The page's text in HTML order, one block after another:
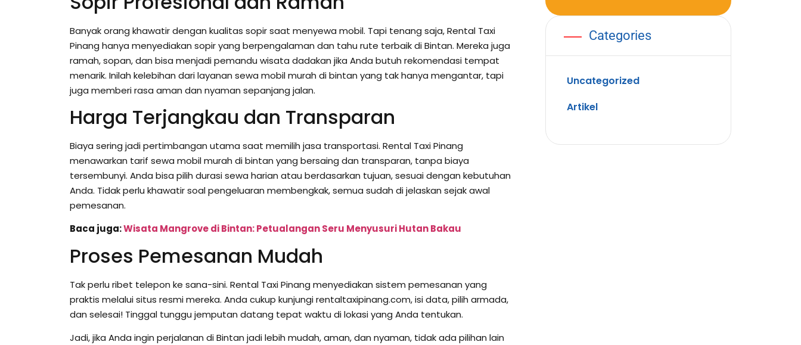
Banyak orang khawatir dengan kualitas sopir saat menyewa mobil. Tapi tenang saja, Rental Taxi
Pinang hanya menyediakan sopir yang berpengalaman dan tahu rute terbaik di Bintan. Mereka juga
ramah, sopan, dan bisa menjadi pemandu wisata dadakan jika Anda butuh rekomendasi tempat
menarik. Inilah kelebihan dari layanan sewa mobil murah di bintan yang tak hanya mengantar, tapi
juga memberi rasa aman dan nyaman sepanjang jalan.
Harga Terjangkau dan Transparan
Biaya sering jadi pertimbangan utama saat memilih jasa transportasi. Rental Taxi Pinang
menawarkan tarif sewa mobil murah di bintan yang bersaing dan transparan, tanpa biaya
tersembunyi. Anda bisa pilih durasi sewa harian atau berdasarkan tujuan, sesuai dengan kebutuhan
Anda. Tidak perlu khawatir soal pengeluaran membengkak, semua sudah di jelaskan sejak awal
pemesanan.
Baca juga:Wisata Mangrove di Bintan: Petualangan Seru Menyusuri Hutan Bakau
Proses Pemesanan Mudah
Tak perlu ribet telepon ke sana-sini. Rental Taxi Pinang menyediakan sistem pemesanan yang
praktis melalui situs resmi mereka. Anda cukup kunjungi rentaltaxipinang.com, isi data, pilih armada,
dan selesai! Tinggal tunggu jemputan datang tepat waktu di lokasi yang Anda tentukan.
Jadi, jika Anda ingin perjalanan di Bintan jadi lebih mudah, aman, dan nyaman, tidak ada pilihan lain
Categories
Uncategorized
Artikel